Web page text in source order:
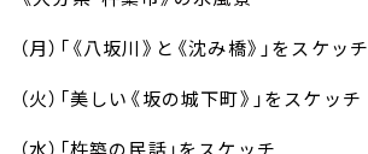
（月）「《八坂川》と《沈み橋》」をスケッチ
（火）「美しい《坂の城下町》」をスケッチ
（水）「杵築の民話」をスケッチ